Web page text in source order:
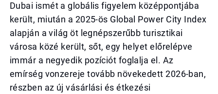
Dubai ismét a globális figyelem középpontjába
került, miután a 2025-ös Global Power City Index
alapján a világ öt legnépszerűbb turisztikai
városa közé került, sőt, egy helyet előrelépve
immár a negyedik pozíciót foglalja el. Az
emírség vonzereje tovább növekedett 2026-ban,
részben az új vásárlási és étkezési